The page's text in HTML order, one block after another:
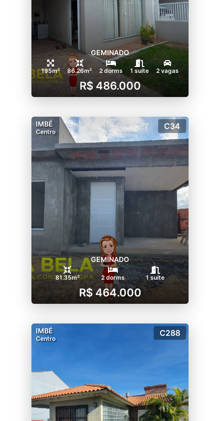
GEMINADO
195m² 86.26m² 2 dorms 1 suíte 2 vagas
R$ 486.000
IMBÉ
Centro
C34
GEMINADO
81.35m² 2 dorms 1 suíte
R$ 464.000
IMBÉ
Centro
C288